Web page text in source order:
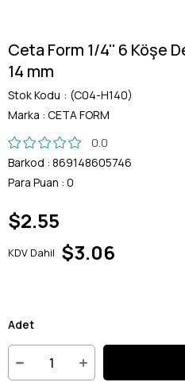
Ceta Form 1/4'' 6 Köşe
14 mm
Stok Kodu
(C04-H140)
Marka : CETA FORM
0.0
Barkod : 869148605746
Para Puan : 0
$2.55
KDV Dahil $3.06
Adet